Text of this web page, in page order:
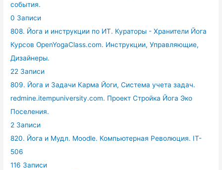
события.
0 Записи
808. Йога и инструкции по ИТ. Кураторы - Хранители Йога
Курсов OpenYogaClass.com. Инструкции, Управляющие,
Дизайнеры.
22 Записи
809. Йога и Задачи Карма Йоги, Система учета задач.
redmine.itempuniversity.com. Проект Стройка Йога Эко
Поселения.
2 Записи
820. Йога и Мудл. Moodle. Компьютерная Революция. IT-
506
116 Записи